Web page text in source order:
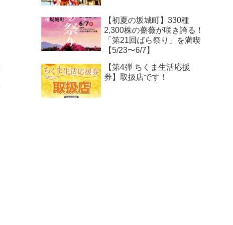
【初夏の坂城町】330種
2,300株の薔薇が咲き誇る！
「第21回ばら祭り」を満喫
【5/23〜6/7】
【第4弾 ちくま生活応援
券】取扱店です！